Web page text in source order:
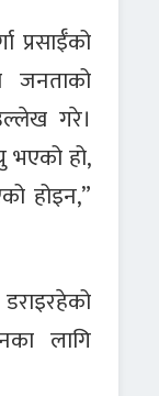
प्रसाईँको
जनताको
गरे।
भएको हो,
होइन,”
लागि